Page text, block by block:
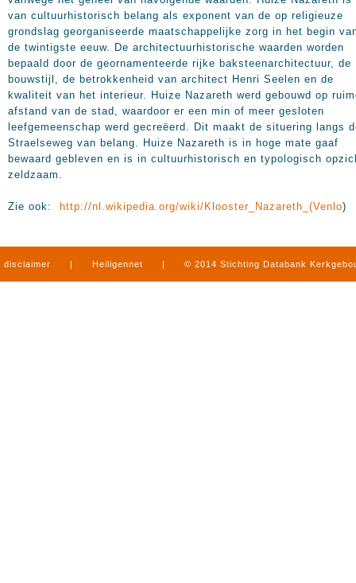
van cultuurhistorisch belang als exponent van de op religieuze
grondslag georganiseerde maatschappelijke zorg in het begin
de twintigste eeuw. De architectuurhistorische waarden worden
bepaald door de geornamenteerde rijke baksteenarchitectuur, de
bouwstijl, de betrokkenheid van architect Henri Seelen en de
kwaliteit van het interieur. Huize Nazareth werd gebouwd op
afstand van de stad, waardoor er een min of meer gesloten
leefgemeenschap werd gecreëerd. Dit maakt de situering langs
Straelseweg van belang. Huize Nazareth is in hoge mate gaaf
bewaard gebleven en is in cultuurhistorisch en typologisch
zeldzaam.
Zie ook: http://nl.wikipedia.org/wiki/Klooster_Nazareth_(Venlo)
disclaimer | Heiligennet | © 2014 Stichting Databank